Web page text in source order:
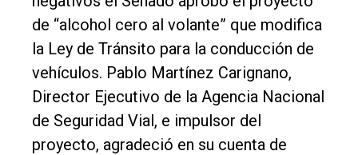
de “alcohol cero al volante” que modifica
la Ley de Tránsito para la conducción de
vehículos. Pablo Martínez Carignano,
Director Ejecutivo de la Agencia Nacional
de Seguridad Vial, e impulsor del
proyecto, agradeció en su cuenta de